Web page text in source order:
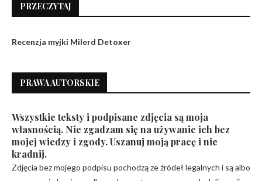
PRZECZYTAJ
Recenzja myjki Milerd Detoxer
PRAWA AUTORSKIE
Wszystkie teksty i podpisane zdjęcia są moja
własnością. Nie zgadzam się na używanie ich bez
mojej wiedzy i zgody. Uszanuj moją pracę i nie
kradnij.
Zdjęcia bez mojego podpisu pochodzą ze źródeł legalnych i są albo